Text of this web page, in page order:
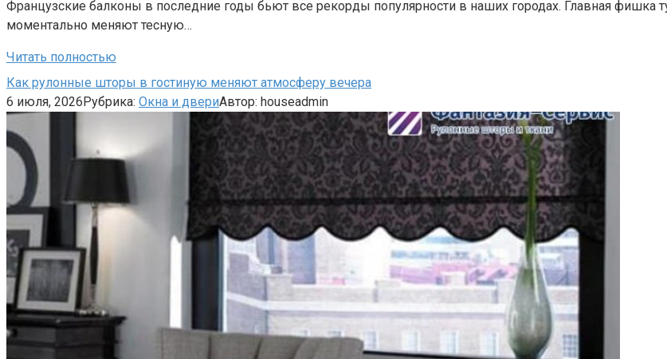
Французские балконы в последние годы бьют все рекорды популярности в наших городах. Главная фишка
моментально меняют тесную…
Читать полностью
Как рулонные шторы в гостиную меняют атмосферу вечера
6 июля, 2026Рубрика: Окна и двериАвтор: houseadmin